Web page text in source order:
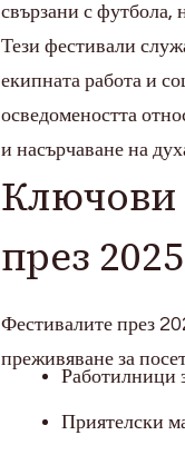
свързани с футбола,
Тези фестивали
екипната работа и
осведомеността
и насърчаване на
Ключови
през
Фестивалите през
преживяване за
Работилници
Приятелски